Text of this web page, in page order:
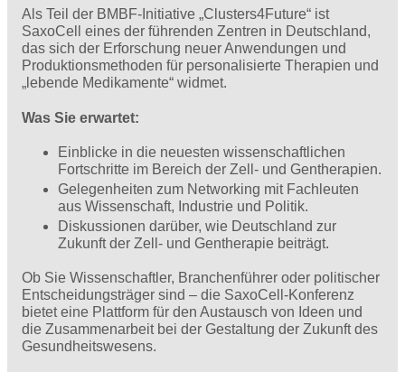
Als Teil der BMBF-Initiative „Clusters4Future“ ist
SaxoCell eines der führenden Zentren in Deutschland,
das sich der Erforschung neuer Anwendungen und
Produktionsmethoden für personalisierte Therapien und
„lebende Medikamente“ widmet.
Was Sie erwartet:
Einblicke in die neuesten wissenschaftlichen
Fortschritte im Bereich der Zell- und Gentherapien.
Gelegenheiten zum Networking mit Fachleuten
aus Wissenschaft, Industrie und Politik.
Diskussionen darüber, wie Deutschland zur
Zukunft der Zell- und Gentherapie beiträgt.
Ob Sie Wissenschaftler, Branchenführer oder politischer
Entscheidungsträger sind – die SaxoCell-Konferenz
bietet eine Plattform für den Austausch von Ideen und
die Zusammenarbeit bei der Gestaltung der Zukunft des
Gesundheitswesens.